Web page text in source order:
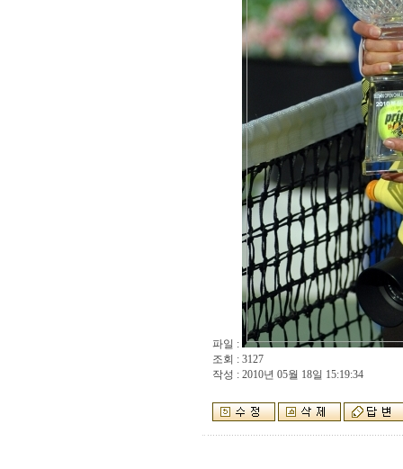
파일 :
조회 : 3127
작성 : 2010년 05월 18일 15:19:34